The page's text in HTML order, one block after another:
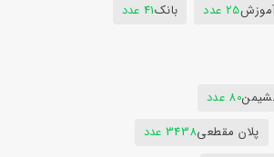
25 عدد بانک41 عدد
80 عدد
پلان مقطعی3438 عدد